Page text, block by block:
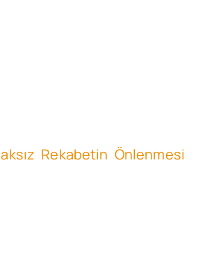
Rekabetin Önlenmesi